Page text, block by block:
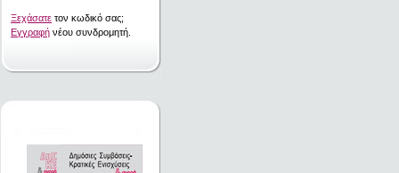
Ξεχάσατε τον κωδικό σας;
Εγγραφή νέου συνδρομητή.